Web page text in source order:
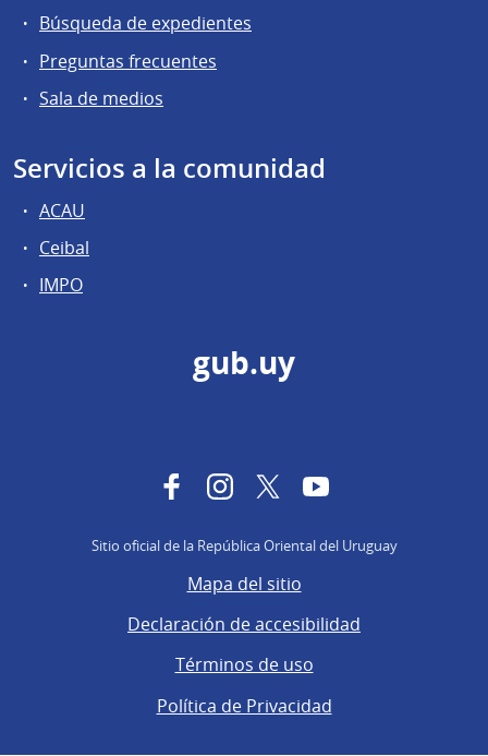
Búsqueda de expedientes
Preguntas frecuentes
Sala de medios
Servicios a la comunidad
ACAU
Ceibal
IMPO
gub.uy
FacebookInstagram
TwitterYouTube
Sitio oficial de la República Oriental del Uruguay
Mapa del sitio
Declaración de accesibilidad
Términos de uso
Política de Privacidad